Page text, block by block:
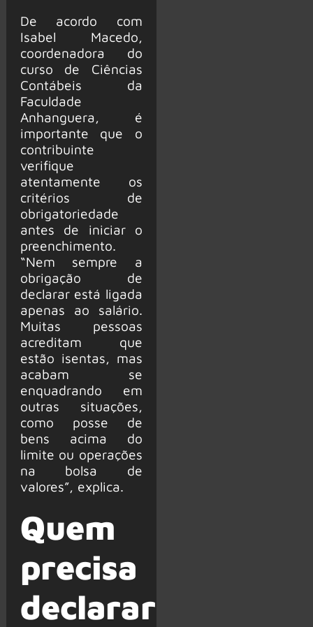
De acordo com
Isabel Macedo,
coordenadora do
curso de Ciências
Contábeis da
Faculdade
Anhanguera, é
importante que o
contribuinte
verifique
atentamente os
critérios de
obrigatoriedade
antes de iniciar o
preenchimento.
“Nem sempre a
obrigação de
declarar está ligada
apenas ao salário.
Muitas pessoas
acreditam que
estão isentas, mas
acabam se
enquadrando em
outras situações,
como posse de
bens acima do
limite ou operações
na bolsa de
valores”, explica.
Quem
precisa
declarar